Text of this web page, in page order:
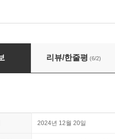
리뷰/한줄평 (6/2)
2024년 12월 20일